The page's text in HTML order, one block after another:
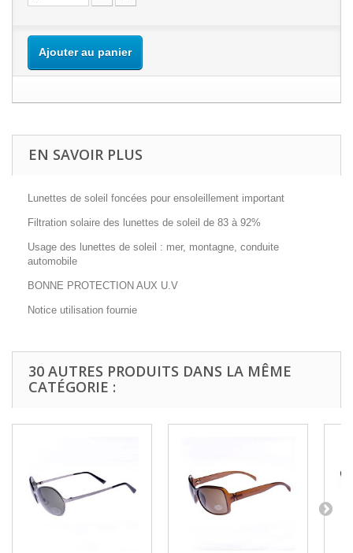
Ajouter au panier
EN SAVOIR PLUS
Lunettes de soleil foncées pour ensoleillement important
Filtration solaire des lunettes de soleil de 83 à 92%
Usage des lunettes de soleil : mer, montagne, conduite
automobile
BONNE PROTECTION AUX U.V
Notice utilisation fournie
30 AUTRES PRODUITS DANS LA MÊME
CATÉGORIE :